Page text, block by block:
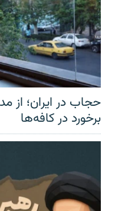
حجاب در ایران؛ از
برخورد در کافه‌ها